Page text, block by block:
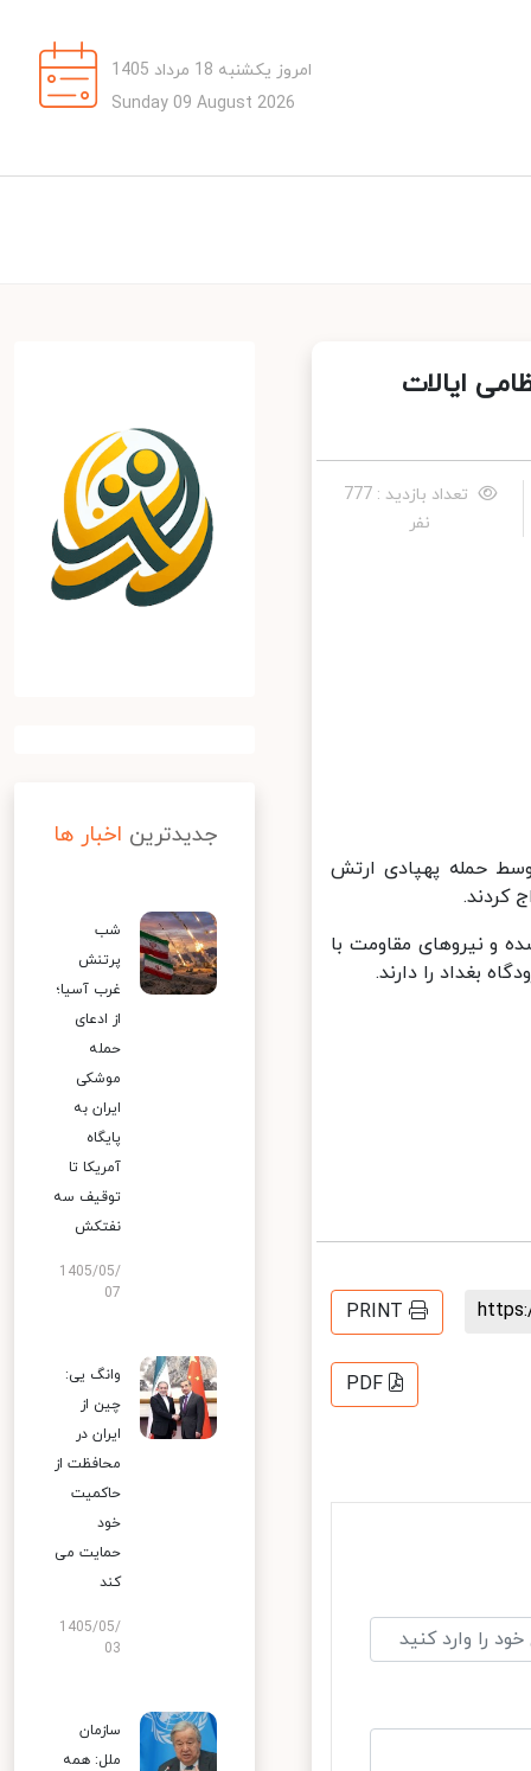
امروز یکشنبه 18 مرداد 1405
Sunday 09 August 2026
ایالات
تعداد بازدید : 777
نفر
حمله پهپادی ارتش
و نیروهای مقاومت با
بغداد را دارند.
PRINT
PDF
جدیدترین اخبار ها
شب
پرتنش
غرب آسیا؛
از ادعای
حمله
موشکی
ایران به
پایگاه
آمریکا تا
توقیف سه
نفتکش
1405/05/
07
وانگ یی:
چین از
ایران در
محافظت از
حاکمیت
خود
حمایت می
کند
1405/05/
03
سازمان
ملل: همه